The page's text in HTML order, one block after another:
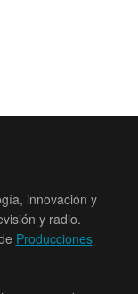
innovación y
y radio.
Producciones